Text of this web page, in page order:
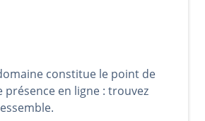
constitue le point de
en ligne : trouvez